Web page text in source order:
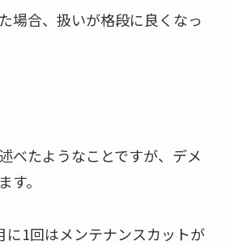
場合、扱いが格段に良くなっ
べたようなことですが、デメ
す。
に1回はメンテナンスカットが